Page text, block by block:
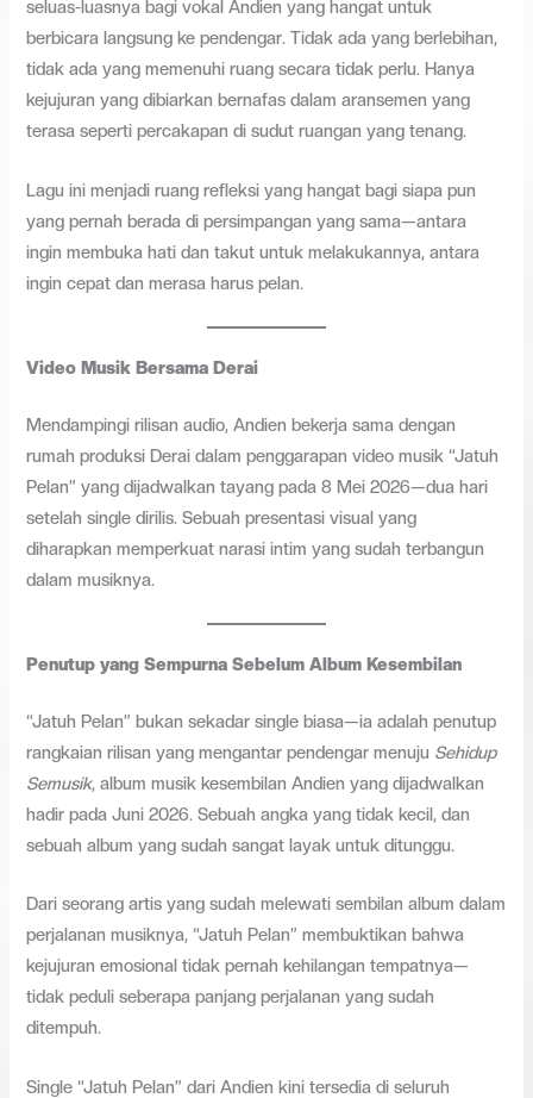
seluas-luasnya bagi vokal Andien yang hangat untuk
berbicara langsung ke pendengar. Tidak ada yang berlebihan,
tidak ada yang memenuhi ruang secara tidak perlu. Hanya
kejujuran yang dibiarkan bernafas dalam aransemen yang
terasa seperti percakapan di sudut ruangan yang tenang.
Lagu ini menjadi ruang refleksi yang hangat bagi siapa pun
yang pernah berada di persimpangan yang sama—antara
ingin membuka hati dan takut untuk melakukannya, antara
ingin cepat dan merasa harus pelan.
Video Musik Bersama Derai
Mendampingi rilisan audio, Andien bekerja sama dengan
rumah produksi Derai dalam penggarapan video musik “Jatuh
Pelan” yang dijadwalkan tayang pada 8 Mei 2026—dua hari
setelah single dirilis. Sebuah presentasi visual yang
diharapkan memperkuat narasi intim yang sudah terbangun
dalam musiknya.
Penutup yang Sempurna Sebelum Album Kesembilan
“Jatuh Pelan” bukan sekadar single biasa—ia adalah penutup
rangkaian rilisan yang mengantar pendengar menuju Sehidup
Semusik, album musik kesembilan Andien yang dijadwalkan
hadir pada Juni 2026. Sebuah angka yang tidak kecil, dan
sebuah album yang sudah sangat layak untuk ditunggu.
Dari seorang artis yang sudah melewati sembilan album dalam
perjalanan musiknya, “Jatuh Pelan” membuktikan bahwa
kejujuran emosional tidak pernah kehilangan tempatnya—
tidak peduli seberapa panjang perjalanan yang sudah
ditempuh.
Single “Jatuh Pelan” dari Andien kini tersedia di seluruh